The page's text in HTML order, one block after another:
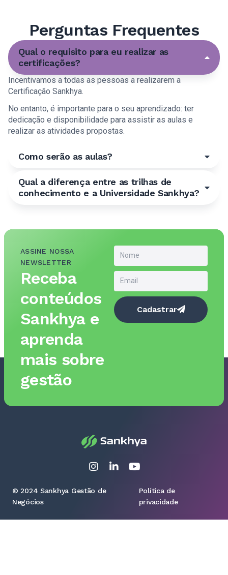
Perguntas Frequentes
Qual o requisito para eu realizar as
certificações?
Incentivamos a todas as pessoas a realizarem a
Certificação Sankhya.
No entanto, é importante para o seu aprendizado: ter
dedicação e disponibilidade para assistir as aulas e
realizar as atividades propostas.
Como serão as aulas?
Qual a diferença entre as trilhas de
conhecimento e a Universidade Sankhya?
ASSINE NOSSA
NEWSLETTER
Receba
conteúdos
Sankhya e
aprenda
mais sobre
gestão
Cadastrar
© 2024 Sankhya Gestão de
Negócios
Política de
privacidade